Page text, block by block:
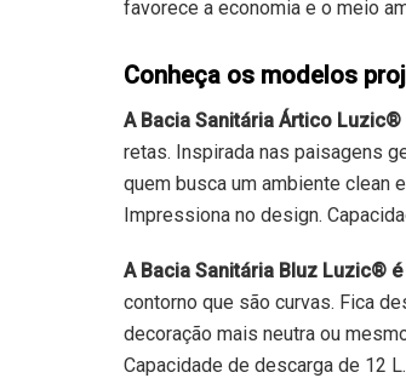
favorece a economia e o meio
Conheça os modelos
A Bacia Sanitária Ártico
retas. Inspirada nas paisagens
quem busca um ambiente clean
Impressiona no design.
A Bacia Sanitária Bluz Luzic®
contorno que são curvas. Fica
decoração mais neutra ou
Capacidade de descarga de 12 L.